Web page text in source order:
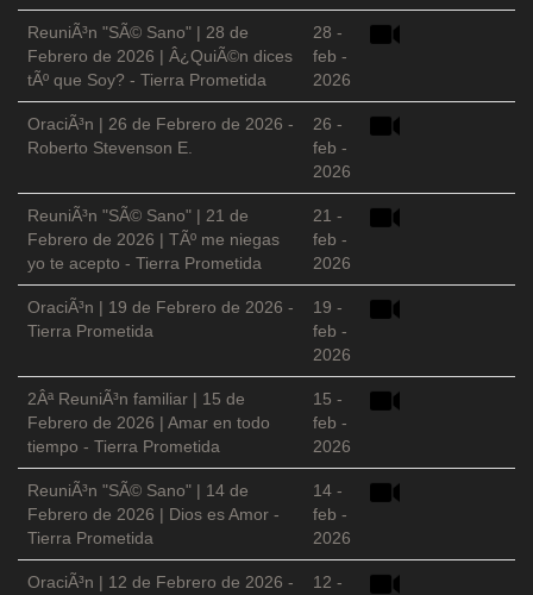
ReuniÃ³n "SÃ© Sano" | 28 de
Febrero de 2026 | Â¿QuiÃ©n dices
tÃº que Soy? - Tierra Prometida
28 -
feb -
2026
OraciÃ³n | 26 de Febrero de 2026 -
Roberto Stevenson E.
26 -
feb -
2026
ReuniÃ³n "SÃ© Sano" | 21 de
Febrero de 2026 | TÃº me niegas
yo te acepto - Tierra Prometida
21 -
feb -
2026
OraciÃ³n | 19 de Febrero de 2026 -
Tierra Prometida
19 -
feb -
2026
2Âª ReuniÃ³n familiar | 15 de
Febrero de 2026 | Amar en todo
tiempo - Tierra Prometida
15 -
feb -
2026
ReuniÃ³n "SÃ© Sano" | 14 de
Febrero de 2026 | Dios es Amor -
Tierra Prometida
14 -
feb -
2026
OraciÃ³n | 12 de Febrero de 2026 -
12 -